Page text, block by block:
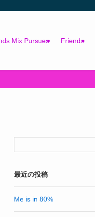
Mix Pursues Friends
最近の投稿
Me is in 80%